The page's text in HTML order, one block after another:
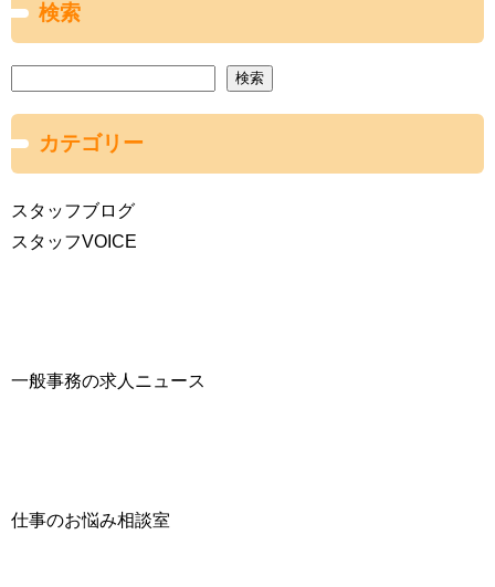
検索
検索
カテゴリー
スタッフブログ
スタッフVOICE
一般事務の求人ニュース
仕事のお悩み相談室